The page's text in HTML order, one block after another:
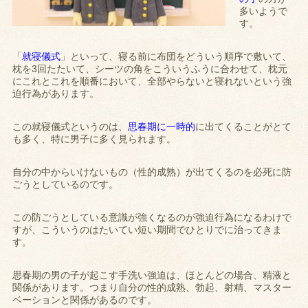
多いようで
す。
「就寝儀式 」といって、寝る前に布団をどういう順序で敷いて、
枕を3回たたいて、シーツの角をこういうふうに合わせて、枕元
にこれとこれを順番において、全部やらないと寝れないという強
迫行為があります。
この就寝儀式というのは、 思春期に一時的に出てくることがとて
も多く、特に男子に多く見られます。
自分の中からいけないもの（性的成熟）が出てくるのを必死に防
ごうとしているのです。
この防ごうとしている意識が強くなるのが強迫行為になるわけで
すが、こういうのはたいてい短い期間でひとりでに治ってきま
す。
思春期の男の子が起こす手洗い強迫は、ほとんどの場合、精液と
関係があります。つまり自分の性的成熟、勃起、射精、マスター
ベーションと関係があるのです。